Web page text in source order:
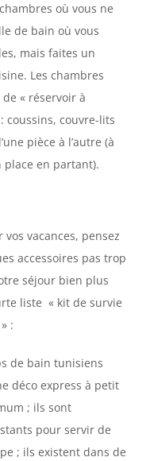
où vous ne
de bain où vous
mais faites un
Les chambres
« réservoir à
coussins, couvre-lits
pièce à l’autre (à
en partant).
vacances, pensez
accessoires pas trop
séjour bien plus
liste « kit de survie
:
de bain tunisiens
déco express à petit
; ils sont
pour servir de
; ils existent dans de